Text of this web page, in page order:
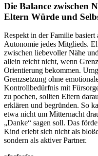
Die Balance zwischen
Eltern Würde und
Respekt in der Familie
Autonomie jedes Mitglieds.
zwischen liebevoller Nähe
allein reicht nicht, wenn
Orientierung bekommen.
Grenzsetzung ohne
Kontrollbedürfnis mit
zu pochen, sollten Eltern
erklären und begründen. So
etwa nicht um Mitternacht
„Danke“ sagen soll. Das
Kind erlebt sich nicht als
sondern als aktiver Partner.